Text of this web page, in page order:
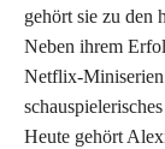
gehört sie zu den
Neben ihrem
Netflix-Miniserien
Heute gehört